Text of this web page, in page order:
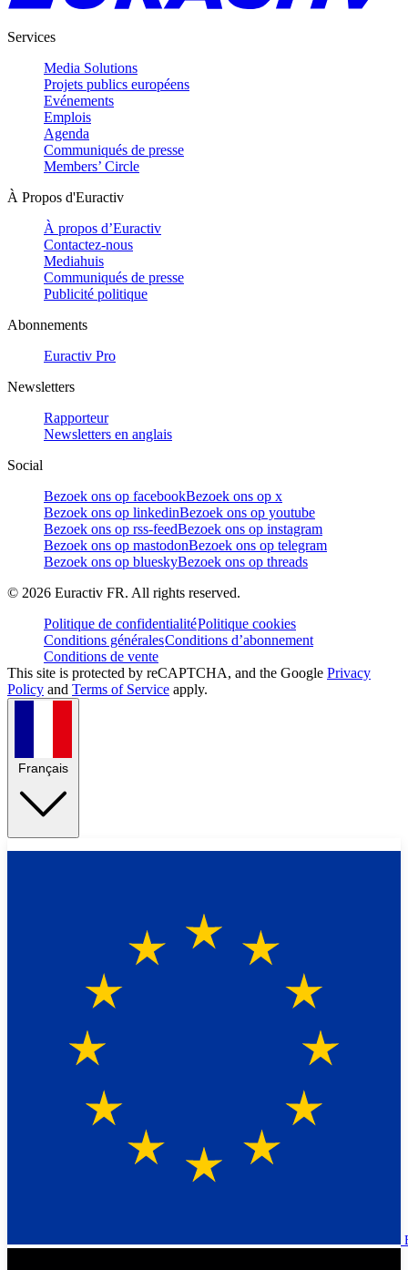
Services
Media Solutions
Projets publics européens
Evénements
Emplois
Agenda
Communiqués de presse
Members’ Circle
À Propos d'Euractiv
À propos d’Euractiv
Contactez-nous
Mediahuis
Communiqués de presse
Publicité politique
Abonnements
Euractiv Pro
Newsletters
Rapporteur
Newsletters en anglais
Social
Bezoek ons op facebookBezoek ons op x
Bezoek ons op linkedinBezoek ons op youtube
Bezoek ons op rss-feedBezoek ons op instagram
Bezoek ons op mastodonBezoek ons op telegram
Bezoek ons op blueskyBezoek ons op threads
© 2026 Euractiv FR. All rights reserved.
Politique de confidentialitéPolitique cookies
Conditions généralesConditions d’abonnement
Conditions de vente
This site is protected by reCAPTCHA, and the Google Privacy
Policy and Terms of Service apply.
Français